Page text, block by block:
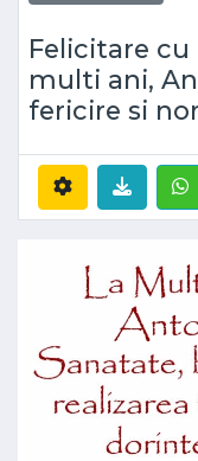
Felicitare
multi ani,
fericire si